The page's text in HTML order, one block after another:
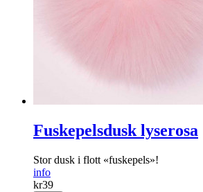
Fuskepelsdusk lyserosa
Stor dusk i flott «fuskepels»!
info
kr39